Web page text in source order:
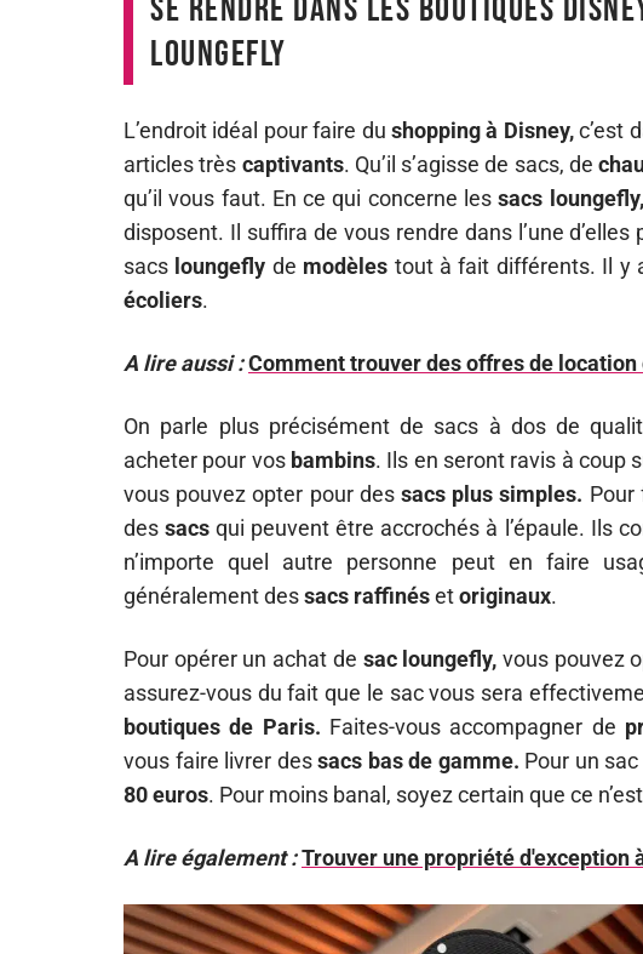
Se rendre dans les boutiques
loungefly
L’endroit idéal pour faire dushopping à Disney,c’est
articles très captivants. Qu’il s’agisse de sacs, de
qu’il vous faut. En ce qui concerne lessacs
disposent. Il suffira de vous rendre dans l’une
sacs loungefly de modèles tout à fait différents. Il y
écoliers.
A lire aussi :Comment trouver des offres de location
On parle plus précisément de sacs à dos de
acheter pour vos bambins. Ils en seront ravis à coup
vous pouvez opter pour des sacs plus simples. Pour
dessacs qui peuvent être accrochés à l’épaule. Ils
n’importe quel autre personne peut en faire
généralement dessacs raffinésetoriginaux.
Pour opérer un achat de sac loungefly, vous pouvez
assurez-vous du fait que le sac vous sera
boutiques de Paris. Faites-vous accompagner de
vous faire livrer dessacs bas de gamme. Pour un
80 euros. Pour moins banal, soyez certain que ce
A lire également :Trouver une propriété d'exception